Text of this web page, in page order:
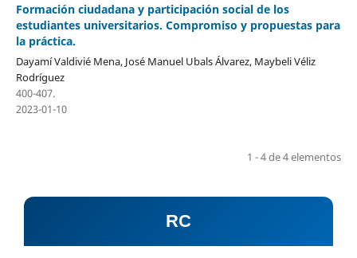
Formación ciudadana y participación social de los
estudiantes universitarios. Compromiso y propuestas para
la práctica.
Dayamí Valdivié Mena, José Manuel Ubals Álvarez, Maybeli Véliz
Rodríguez
400-407.
2023-01-10
1 - 4 de 4 elementos
RC